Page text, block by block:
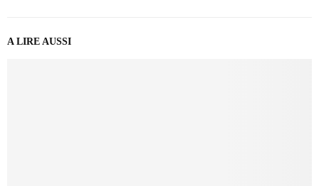
A LIRE AUSSI